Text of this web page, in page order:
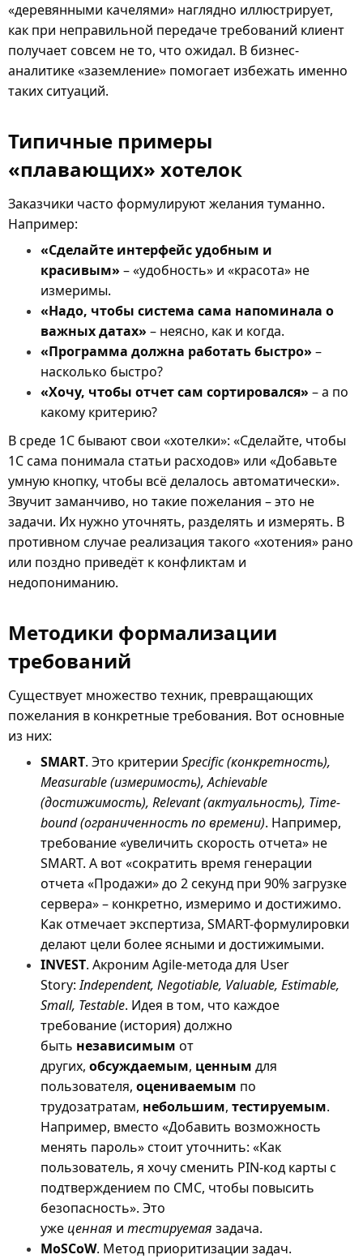
«деревянными качелями» наглядно иллюстрирует,
как при неправильной передаче требований клиент
получает совсем не то, что ожидал. В бизнес-
аналитике «заземление» помогает избежать именно
таких ситуаций.
Типичные примеры
«плавающих» хотелок
Заказчики часто формулируют желания туманно.
Например:
«Сделайте интерфейс удобным и
красивым» – «удобность» и «красота» не
измеримы.
«Надо, чтобы система сама напоминала о
важных датах» – неясно, как и когда.
«Программа должна работать быстро» –
насколько быстро?
«Хочу, чтобы отчет сам сортировался» – а по
какому критерию?
В среде 1С бывают свои «хотелки»: «Сделайте, чтобы
1С сама понимала статьи расходов» или «Добавьте
умную кнопку, чтобы всё делалось автоматически».
Звучит заманчиво, но такие пожелания – это не
задачи. Их нужно уточнять, разделять и измерять. В
противном случае реализация такого «хотения» рано
или поздно приведёт к конфликтам и
недопониманию.
Методики формализации
требований
Существует множество техник, превращающих
пожелания в конкретные требования. Вот основные
из них:
SMART. Это критерии Specific (конкретность),
Measurable (измеримость), Achievable
(достижимость), Relevant (актуальность), Time-
bound (ограниченность по времени). Например,
требование «увеличить скорость отчета» не
SMART. А вот «сократить время генерации
отчета «Продажи» до 2 секунд при 90% загрузке
сервера» – конкретно, измеримо и достижимо.
Как отмечает экспертиза, SMART-формулировки
делают цели более ясными и достижимыми.
INVEST. Акроним Agile-методадля User
Story:Independent, Negotiable, Valuable, Estimable,
Small, Testable. Идея в том, что каждое
требование (история) должно
быть независимым от
других, обсуждаемым, ценным для
пользователя, оцениваемым по
трудозатратам, небольшим, тестируемым.
Например, вместо «Добавить возможность
менять пароль» стоит уточнить: «Как
пользователь, я хочу сменить PIN-код карты с
подтверждением по СМС, чтобы повысить
безопасность». Это
ужеценная и тестируемая задача.
MoSCoW. Метод приоритизации задач.